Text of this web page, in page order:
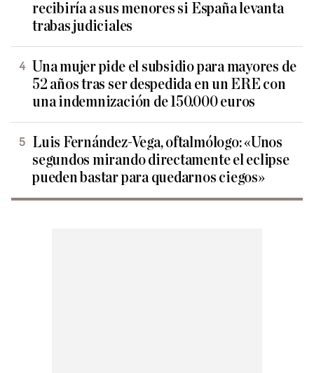
recibiría a sus menores si España levanta
trabas judiciales
Una mujer pide el subsidio para mayores de
52 años tras ser despedida en un ERE con
una indemnización de 150.000 euros
Luis Fernández-Vega, oftalmólogo: «Unos
segundos mirando directamente el eclipse
pueden bastar para quedarnos ciegos»